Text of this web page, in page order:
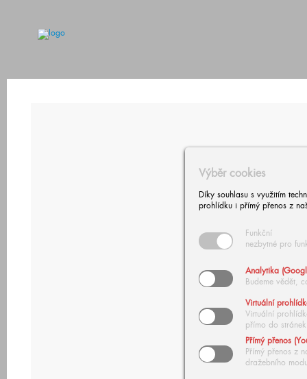
Výběr cookies
Díky souhlasu s využitím
prohlídku i přímý přenos z
Funkční
nezbytné pro
Analytika
Budeme vědět,
Virtuální
Virtuální
přímo do stránek
Přímý přenos
Přímý přenos z
dražebního